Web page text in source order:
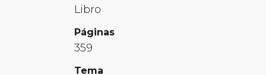
Libro
Páginas
359
Tema